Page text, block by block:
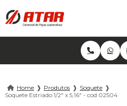
Home ❱ Produtos ❱ Soquete ❱
Soquete Estriado 1/2" x 5,16" - cod 02504